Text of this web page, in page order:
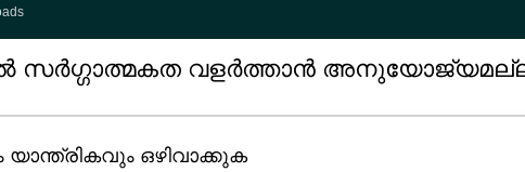
സർഗ്ഗാത്മകത വളർത്താൻ
ഒഴിവാക്കുക